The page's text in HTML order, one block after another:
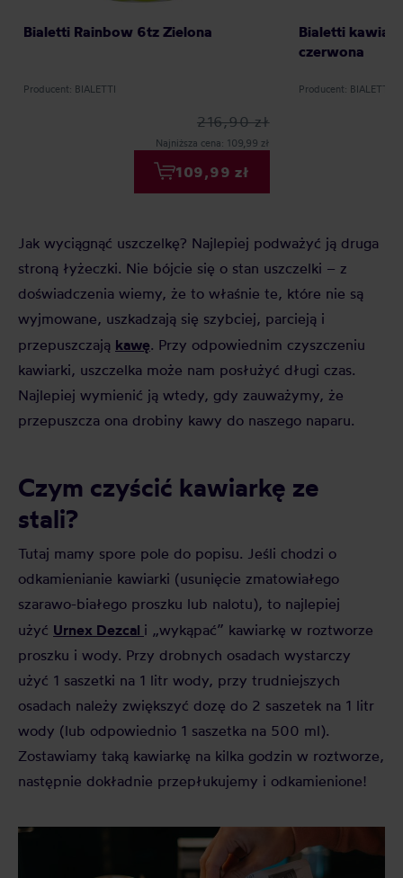
Bialetti Rainbow 6tz Zielona
Producent: BIALETTI
216,90 zł
Najniższa cena: 109,99 zł
109,99 zł
Bialetti
czerwona
Producent: BIALETTI
Jak wyciągnąć uszczelkę? Najlepiej podważyć ją druga
stroną łyżeczki. Nie bójcie się o stan uszczelki – z
doświadczenia wiemy, że to właśnie te, które nie są
wyjmowane, uszkadzają się szybciej, parcieją i
przepuszczają kawę. Przy odpowiednim czyszczeniu
kawiarki, uszczelka może nam posłużyć długi czas.
Najlepiej wymienić ją wtedy, gdy zauważymy, że
przepuszcza ona drobiny kawy do naszego naparu.
Czym czyścić kawiarkę ze
stali?
Tutaj mamy spore pole do popisu. Jeśli chodzi o
odkamienianie kawiarki (usunięcie zmatowiałego
szarawo-białego proszku lub nalotu), to najlepiej
użyć Urnex Dezcal i „wykąpać” kawiarkę w roztworze
proszku i wody. Przy drobnych osadach wystarczy
użyć 1 saszetki na 1 litr wody, przy trudniejszych
osadach należy zwiększyć dozę do 2 saszetek na 1 litr
wody (lub odpowiednio 1 saszetka na 500 ml).
Zostawiamy taką kawiarkę na kilka godzin w roztworze,
następnie dokładnie przepłukujemy i odkamienione!